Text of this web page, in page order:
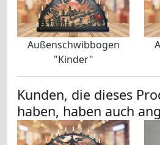
Außenschwibbogen
"Kinder"
Kunden, die dieses
haben, haben auch